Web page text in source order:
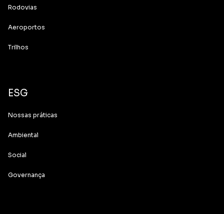
Rodovias
Aeroportos
Trilhos
ESG
Nossas práticas
Ambiental
Social
Governança